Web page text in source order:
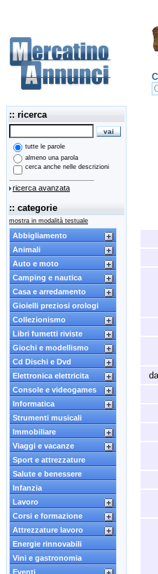
:: ricerca
tutte le parole
almeno una parola
cerca anche nelle descrizioni
ricerca avanzata
:: categorie
mostra in modalità testuale
Abbigliamento
Animali
Auto e moto
Camping e nautica
Casa e arredamento
Gioielli preziosi orologi
Collezionismo
Libri fumetti riviste
Giochi e modellismo
Cd Dischi e Dvd
Elettronica elettricita
Console e videogames
Informatica
Strumenti musicali
Immobiliare
Viaggi e vacanze
Sport e attrezzature
Salute e benessere
Infanzia
Lavoro
Corsi e formazione
Attrezzature lavoro
Energie rinnovabili
Vini e gastronomia
Eventi